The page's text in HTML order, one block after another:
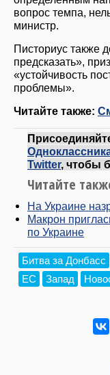
вопрос темпа,
министр.
Писториус также
предсказать»,
«устойчивость
проблемы».
Читайте также:
Twitter, чтобы
Читайте
На Украине
Макрон
по Украине
Битва за Донбасс
ЕС
Запад